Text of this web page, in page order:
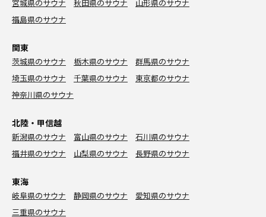
宮城県のサウナ
秋田県のサウナ
山形県のサウナ
福島県のサウナ
関東
茨城県のサウナ 栃木県のサウナ
群馬県のサウナ
埼玉県のサウナ
千葉県のサウナ
東京都のサウナ
神奈川県のサウナ
北陸・甲信越
新潟県のサウナ 富山県のサウナ
石川県のサウナ
福井県のサウナ
山梨県のサウナ 長野県のサウナ
東海
岐阜県のサウナ 静岡県のサウナ
愛知県のサウナ
三重県のサウナ